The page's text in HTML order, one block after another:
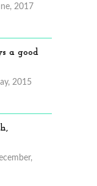
2017
a good
2015